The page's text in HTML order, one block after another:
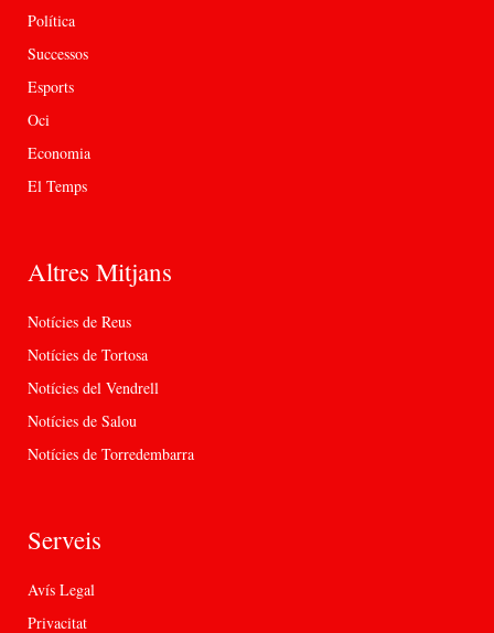
Política
Successos
Esports
Oci
Economia
El Temps
Altres Mitjans
Notícies de Reus
Notícies de Tortosa
Notícies del Vendrell
Notícies de Salou
Notícies de Torredembarra
Serveis
Avís Legal
Privacitat